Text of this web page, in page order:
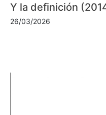
Y la definición
26/03/2026